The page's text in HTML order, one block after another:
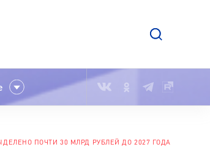
ПОЧТИ 30 МЛРД РУБЛЕЙ ДО 2027 ГОДА